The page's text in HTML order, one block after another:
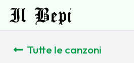
Il Bepi
Tutte le canzoni